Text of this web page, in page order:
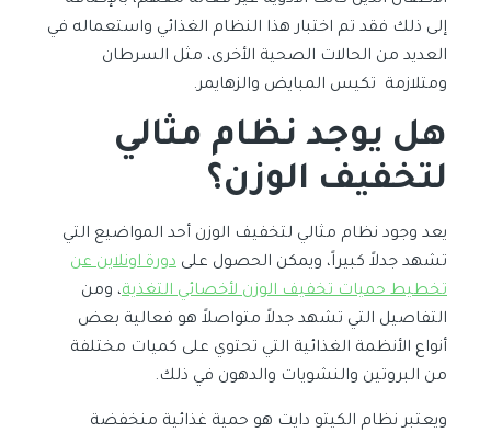
إلى ذلك فقد تم اختبار هذا النظام الغذائي واستعماله في
العديد من الحالات الصحية الأخرى، مثل السرطان
ومتلازمة تكيس المبايض والزهايمر.
هل يوجد نظام مثالي
لتخفيف الوزن؟
يعد وجود نظام مثالي لتخفيف الوزن أحد المواضيع التي
تشهد جدلاً كبيراً، ويمكن الحصول على دورة اونلاين عن
تخطيط حميات تخفيف الوزن لأخصائي التغذية، ومن
التفاصيل التي تشهد جدلاً متواصلاً هو فعالية بعض
أنواع الأنظمة الغذائية التي تحتوي على كميات مختلفة
من البروتين والنشويات والدهون في ذلك.
ويعتبر نظام الكيتو دايت هو حمية غذائية منخفضة